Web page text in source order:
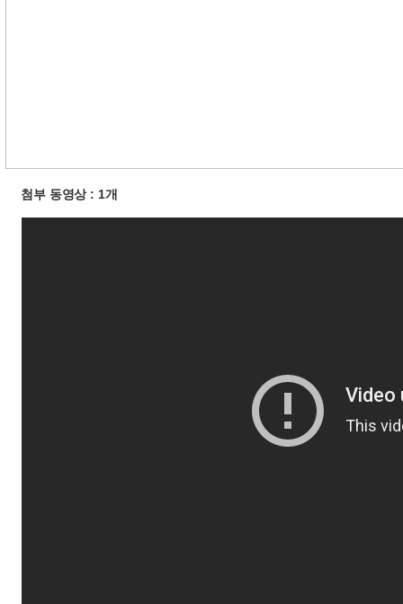
첨부 동영상 : 1개